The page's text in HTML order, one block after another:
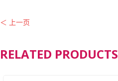
＜ 上一页
RELATED PRODUCTS